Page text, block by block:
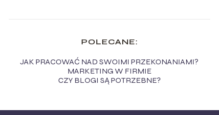
POLECANE:
JAK PRACOWAĆ NAD SWOIMI PRZEKONANIAMI?
MARKETING W FIRMIE
CZY BLOGI SĄ POTRZEBNE?